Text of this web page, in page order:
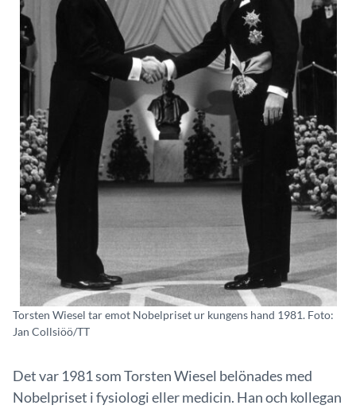
Torsten Wiesel tar emot Nobelpriset ur kungens hand 1981. Foto:
Jan Collsiöö/TT
Det var 1981 som Torsten Wiesel belönades med
Nobelpriset i fysiologi eller medicin. Han och kollegan